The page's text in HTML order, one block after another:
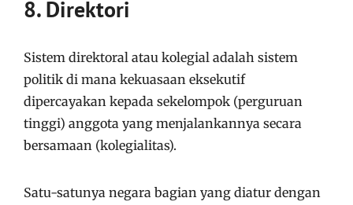
8. Direktori
Sistem direktoral atau kolegial adalah sistem
politik di mana kekuasaan eksekutif
dipercayakan kepada sekelompok (perguruan
tinggi) anggota yang menjalankannya secara
bersamaan (kolegialitas).
Satu-satunya negara bagian yang diatur dengan